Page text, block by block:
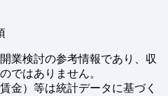
業検討の参考情報であり、収
ではありません。
金）等は統計データに基づく